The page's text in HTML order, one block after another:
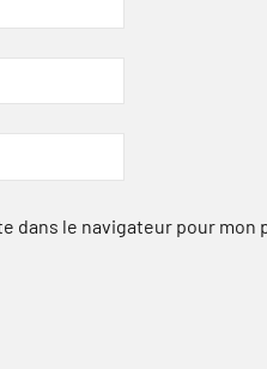
dans le navigateur pour mon